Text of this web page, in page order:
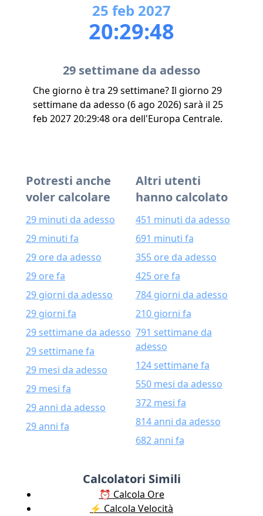
25 feb 2027
20:29:48
29 settimane da adesso
Che giorno è tra 29 settimane? Il giorno 29
settimane da adesso (6 ago 2026) sarà il 25
feb 2027 20:29:48 ora dell'Europa Centrale.
Potresti anche
voler calcolare
29 minuti da adesso
29 minuti fa
29 ore da adesso
29 ore fa
29 giorni da adesso
29 giorni fa
29 settimane da adesso
29 settimane fa
29 mesi da adesso
29 mesi fa
29 anni da adesso
29 anni fa
Altri utenti
hanno calcolato
451 minuti da adesso
691 minuti fa
355 ore da adesso
425 ore fa
784 giorni da adesso
210 giorni fa
791 settimane da
adesso
124 settimane fa
550 mesi da adesso
372 mesi fa
814 anni da adesso
682 anni fa
Calcolatori Simili
⏰ Calcola Ore
⚡️ Calcola Velocità